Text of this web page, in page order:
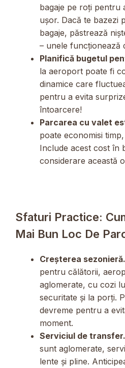
bagaje pe roți pentru
ușor. Dacă te bazezi
bagaje, păstrează
– unele funcționează
Planifică bugetul
la aeroport poate fi
dinamice care
pentru a evita
întoarcere!
Parcarea cu valet
poate economisi
Include acest cost în
considerare această
Sfaturi Practice:
Mai Bun Loc De
Creșterea sezonieră.
pentru călătorii,
aglomerate, cu cozi
securitate și la porți.
devreme pentru a
moment.
Serviciul de transfer.
sunt aglomerate,
lente și pline.